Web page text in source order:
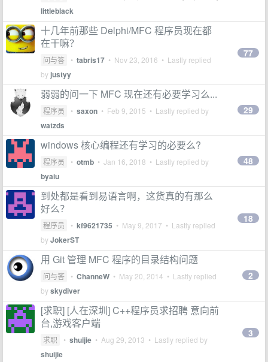
littleblack
十几年前那些 Delphi/MFC 程序员现在都
在干嘛？
问与答 • tabris17 • Nov 23, 2016 • Lastly replied
by justyy
77
弱弱的问一下 MFC 现在还有必要学习么...
程序员 • saxon • Feb 9, 2015 • Lastly replied by
watzds
29
windows 核心编程还有学习的必要么?
程序员 • otmb • Jan 16, 2018 • Lastly replied by
byaiu
48
到处都是看到易语言啊，这货真的有那么
好么？
程序员 • kf9621735 • May 9, 2017 • Lastly replied
byJokerST
18
用 Git 管理 MFC 程序的目录结构问题
问与答 • ChanneW • May 20, 2014 • Lastly replied
byskydiver
2
[求职] [人在深圳] C++程序员求招聘 意向前
台,游戏客户端
求职 • shuijie • Aug 29, 2013 • Lastly replied by
shuijie
3